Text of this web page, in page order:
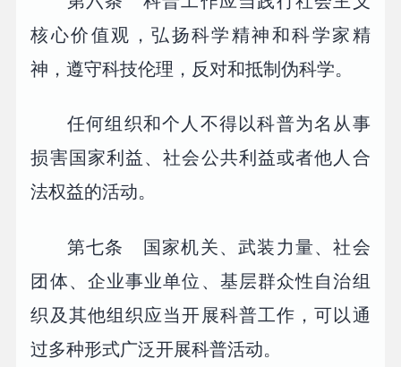
核心价值观，弘扬科学精神和科学家精
神，遵守科技伦理，反对和抵制伪科学。
任何组织和个人不得以科普为名从事
损害国家利益、社会公共利益或者他人合
法权益的活动。
第七条 国家机关、武装力量、社会
团体、企业事业单位、基层群众性自治组
织及其他组织应当开展科普工作，可以通
过多种形式广泛开展科普活动。